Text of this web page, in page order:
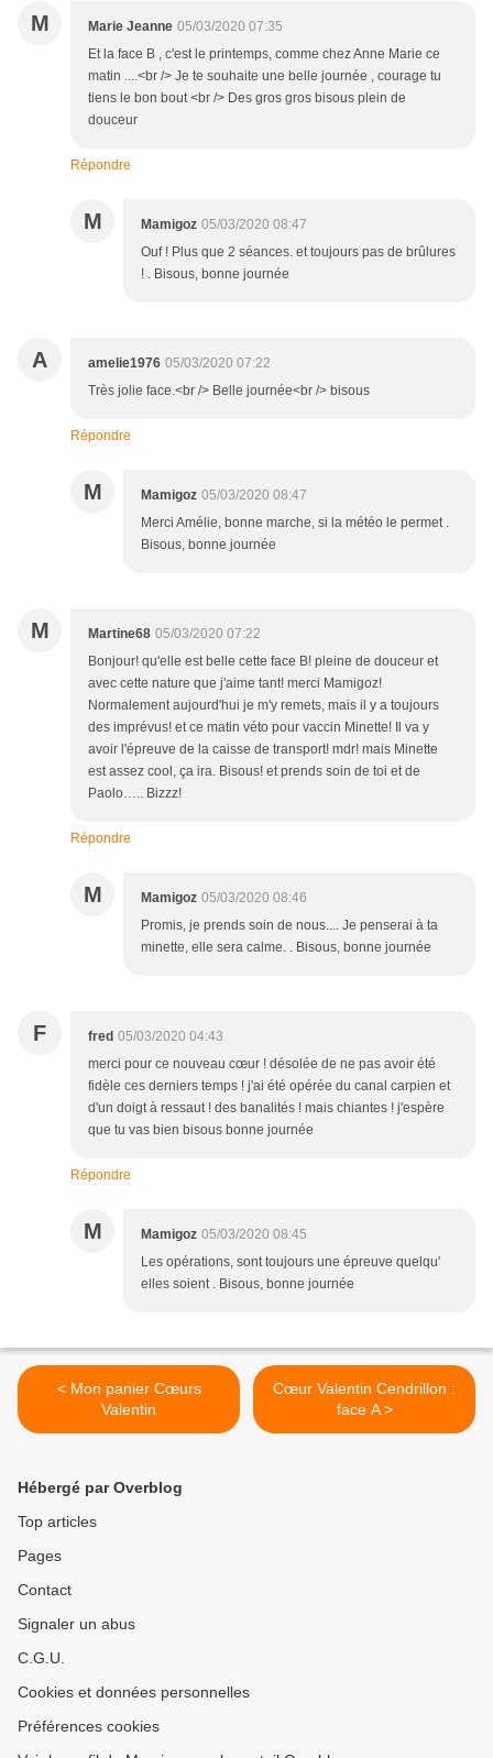
M Marie Jeanne 05/03/2020 07:35
Et la face B , c'est le printemps, comme chez Anne Marie ce
matin ....<br /> Je te souhaite une belle journée , courage tu
tiens le bon bout <br /> Des gros gros bisous plein de
douceur
Répondre
M Mamigoz 05/03/2020 08:47
Ouf ! Plus que 2 séances. et toujours pas de brûlures
! . Bisous, bonne journée
A amelie1976 05/03/2020 07:22
Très jolie face.<br /> Belle journée<br /> bisous
Répondre
M Mamigoz 05/03/2020 08:47
Merci Amélie, bonne marche, si la météo le permet .
Bisous, bonne journée
M Martine68 05/03/2020 07:22
Bonjour! qu'elle est belle cette face B! pleine de douceur et
avec cette nature que j'aime tant! merci Mamigoz!
Normalement aujourd'hui je m'y remets, mais il y a toujours
des imprévus! et ce matin véto pour vaccin Minette! Il va y
avoir l'épreuve de la caisse de transport! mdr! mais Minette
est assez cool, ça ira. Bisous! et prends soin de toi et de
Paolo….. Bizzz!
Répondre
M Mamigoz 05/03/2020 08:46
Promis, je prends soin de nous.... Je penserai à ta
minette, elle sera calme. . Bisous, bonne journée
F fred 05/03/2020 04:43
merci pour ce nouveau cœur ! désolée de ne pas avoir été
fidèle ces derniers temps ! j'ai été opérée du canal carpien et
d'un doigt à ressaut ! des banalités ! mais chiantes ! j'espère
que tu vas bien bisous bonne journée
Répondre
M Mamigoz 05/03/2020 08:45
Les opérations, sont toujours une épreuve quelqu'
elles soient . Bisous, bonne journée
< Mon panier Cœurs
Valentin
Cœur Valentin Cendrillon :
face A >
Hébergé par Overblog
Top articles
Pages
Contact
Signaler un abus
C.G.U.
Cookies et données personnelles
Préférences cookies